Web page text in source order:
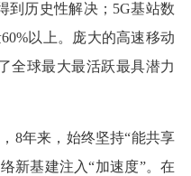
到历史性解决；5G基站数
以上。庞大的高速移动
全球最大最活跃最具潜力
8年来，始终坚持“能共享
新基建注入“加速度”。在